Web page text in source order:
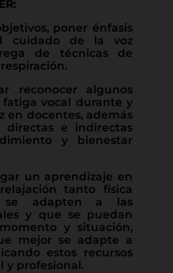
poner énfasis
cuidado de la voz
de técnicas de
reconocer algunos
fatiga vocal durante y
en docentes, además
directas e indirectas
y bienestar
un aprendizaje en
tanto física
se adapten a las
y que se puedan
y situación,
mejor se adapte a
estos recursos
y profesional.